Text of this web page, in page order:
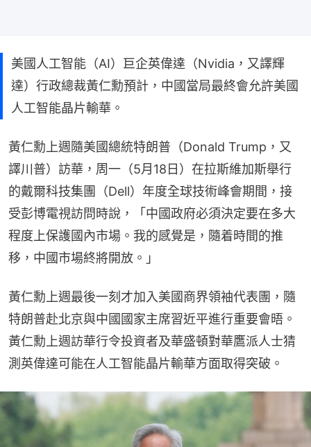
美國人工智能（AI）巨企英偉達（Nvidia，又譯輝
達）行政總裁黃仁勳預計，中國當局最終會允許美國
人工智能晶片輸華。
黃仁勳上週隨美國總統特朗普（Donald Trump，又
譯川普）訪華，周一（5月18日）在拉斯維加斯舉行
的戴爾科技集團（Dell）年度全球技術峰會期間，接
受彭博電視訪問時說，「中國政府必須決定要在多大
程度上保護國內市場。我的感覺是，隨着時間的推
移，中國市場終將開放。」
黃仁勳上週最後一刻才加入美國商界領袖代表團，隨
特朗普赴北京與中國國家主席習近平進行重要會晤。
黃仁勳上週訪華行令投資者及華盛頓對華鷹派人士猜
測英偉達可能在人工智能晶片輸華方面取得突破。